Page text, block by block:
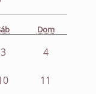
Dom
3 4
11